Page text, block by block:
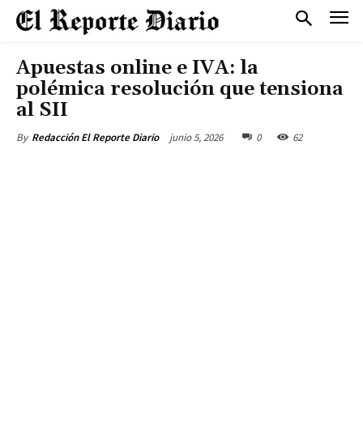
Apuestas online e IVA: la
polémica resolución que tensiona
al SII
By Redacción El Reporte Diario junio 5, 2026 0 62